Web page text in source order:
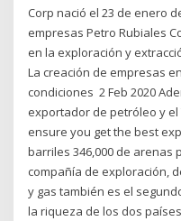
Corp nació el 23 de enero
empresas Petro Rubiales
en la exploración y
La creación de empresas
condiciones 2 Feb 2020
exportador de petróleo y
ensure you get the best
barriles 346,000 de arenas
compañía de exploración,
y gas también es el
la riqueza de los dos